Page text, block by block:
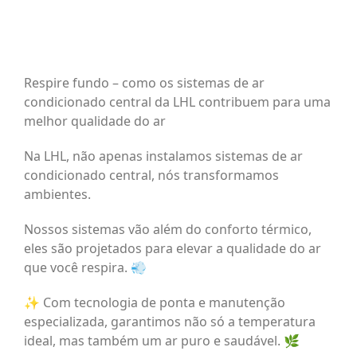
Respire fundo – como os sistemas de ar
condicionado central da LHL contribuem para uma
melhor qualidade do ar
Na LHL, não apenas instalamos sistemas de ar
condicionado central, nós transformamos
ambientes.
Nossos sistemas vão além do conforto térmico,
eles são projetados para elevar a qualidade do ar
que você respira. 💨
✨ Com tecnologia de ponta e manutenção
especializada, garantimos não só a temperatura
ideal, mas também um ar puro e saudável. 🌿